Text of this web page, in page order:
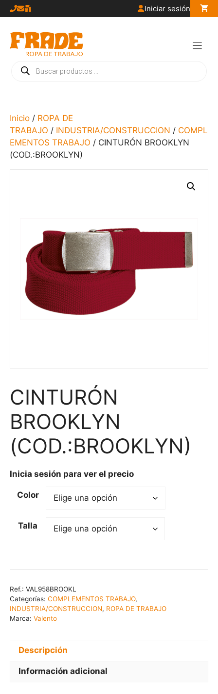
Saltar
al
contenido
Iniciar sesión
Búsqueda
de
Inicio / ROPA DE
TRABAJO / INDUSTRIA/CONSTRUCCION / COMPL
EMENTOS TRABAJO / CINTURÓN BROOKLYN
(COD.:BROOKLYN)
CINTURÓN
BROOKLYN
(COD.:BROOKLYN)
Inicia sesión para ver el precio
Color
Talla
Ref.: VAL958BROOKL
Categorías: COMPLEMENTOS TRABAJO,
INDUSTRIA/CONSTRUCCION, ROPA DE TRABAJO
Marca: Valento
Descripción
Información adicional